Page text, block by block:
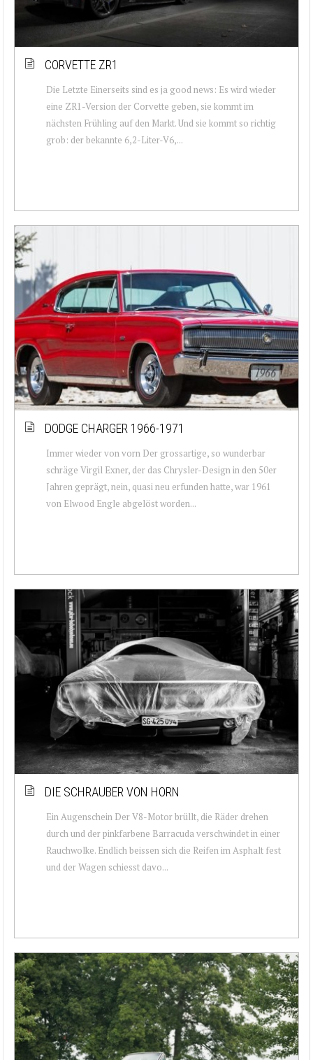
CORVETTE ZR1
Die Letzte Einerseits sind es ja good news: Es wird wieder
eine ZR1-Version der Corvette geben, sie kommt im
nächsten Frühling auf den Markt. Und sie kommt so richtig
grob: der bekannte 6,2-Liter-V6,...
DODGE CHARGER 1966-1971
Immer wieder von vorn Der grossartige, so wunderbar
schräge Virgil Exner, der das Chrysler-Design in den 50er
Jahren geprägt, nein, quasi neu erfunden hatte, war 1961
von Elwood Engle abgelöst worden...
DIE SCHRAUBER VON HORN
Ein Augenschein Der V8-Motor brüllt, die Räder drehen
durch und der pinkfarbene Barracuda verschwindet in einer
Rauchwolke. Endlich beissen sich die Reifen im Asphalt fest
und der Wagen schiesst davo...